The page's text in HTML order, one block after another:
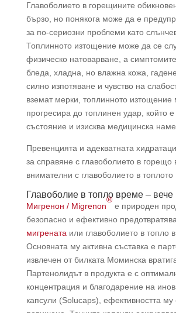
Главоболието в горещините
бързо, но понякога може да е
за по-сериозни проблеми като
Топлинното изтощение може да се
физическо натоварване, а
бледа, хладна, но влажна кожа,
силно изпотяване и чувство на
вземат мерки, топлинното
прогресира до топлинен удар, който
състояние и изисква медицинска
Превенцията и адекватната
за справяне с главоболието в
внимателни с главоболието в
Главоболие в топло време – вече
Мигренон / Migrenon
®
е природен
безопасно и ефективно
мигренатаили главоболието в топло
Основната му активна съставка е
извлечен от билката Моминска
Партенолидът в продукта е с
концентрация и благодарение на
капсули (Solucaps), ефективността му